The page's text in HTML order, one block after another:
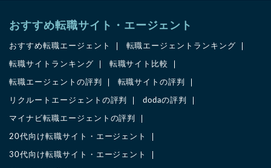
おすすめ転職サイト・エージェント
おすすめ転職エージェント 転職エージェントランキング
転職サイトランキング 転職サイト比較
転職エージェントの評判 転職サイトの評判
リクルートエージェントの評判 dodaの評判
マイナビ転職エージェントの評判
20代向け転職サイト・エージェント
30代向け転職サイト・エージェント